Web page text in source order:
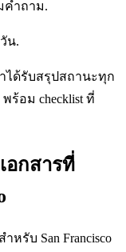
คำถาม.
น.
ได้รับสรุปสถานะทุก
ร้อม checklist ที่
อกสารที่
รับ San Francisco